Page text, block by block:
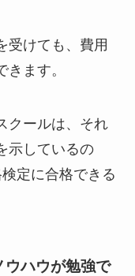
受けても、費用
ます。
クールは、それ
示しているの
定に合格できる
ウハウが勉強で